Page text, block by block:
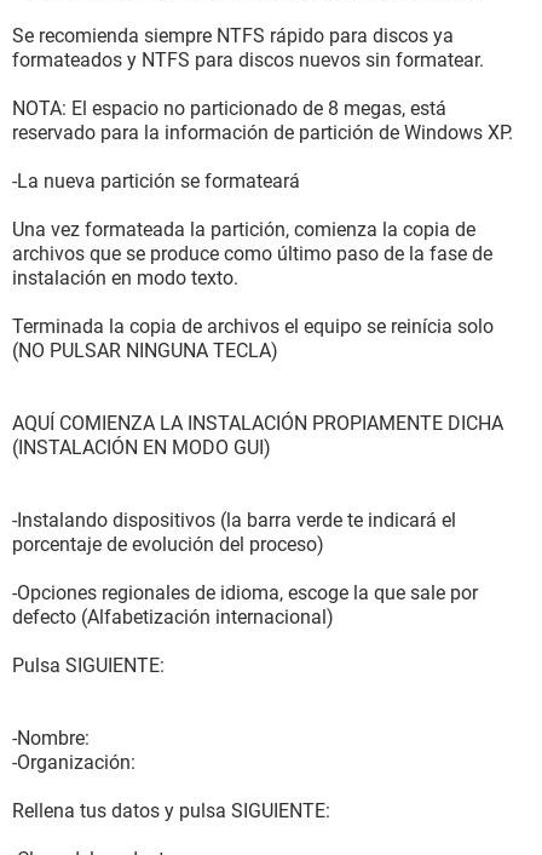
Se recomienda siempre NTFS rápido para discos ya
formateados y NTFS para discos nuevos sin formatear.
NOTA: El espacio no particionado de 8 megas, está
reservado para la información de partición de Windows XP.
-La nueva partición se formateará
Una vez formateada la partición, comienza la copia de
archivos que se produce como último paso de la fase de
instalación en modo texto.
Terminada la copia de archivos el equipo se reinícia solo
(NO PULSAR NINGUNA TECLA)
AQUÍ COMIENZA LA INSTALACIÓN PROPIAMENTE DICHA
(INSTALACIÓN EN MODO GUI)
-Instalando dispositivos (la barra verde te indicará el
porcentaje de evolución del proceso)
-Opciones regionales de idioma, escoge la que sale por
defecto (Alfabetización internacional)
Pulsa SIGUIENTE:
-Nombre:
-Organización:
Rellena tus datos y pulsa SIGUIENTE: